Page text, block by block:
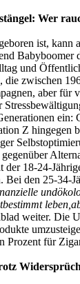
Wer
ist, kann
Babyboomer
und
zwischen
aber für
Z hingegen
der 18-24-
den 25-34-
weiter. Die
Prozent für